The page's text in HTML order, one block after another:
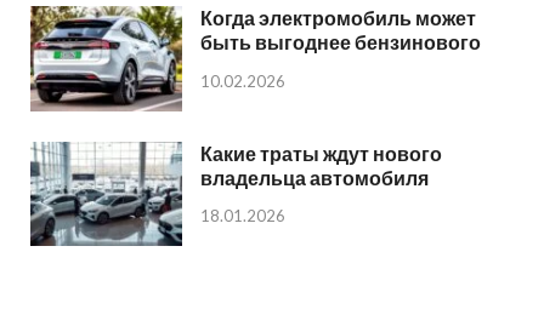
Когда электромобиль может
быть выгоднее бензинового
10.02.2026
Какие траты ждут нового
владельца автомобиля
18.01.2026